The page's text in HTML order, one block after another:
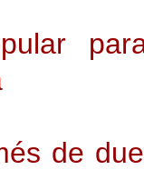
de